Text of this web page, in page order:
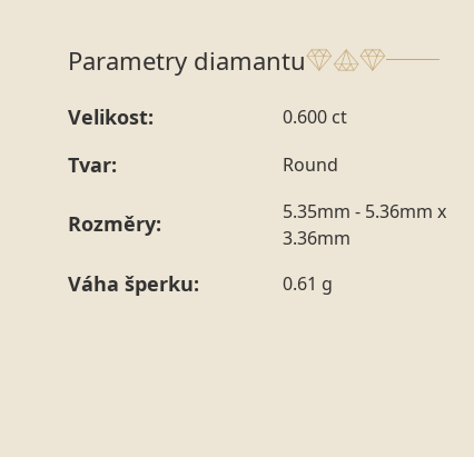
Parametry diamantu
Velikost: 0.600 ct
Tvar: Round
Rozměry:
5.35mm - 5.36mm x
3.36mm
Váha šperku: 0.61 g